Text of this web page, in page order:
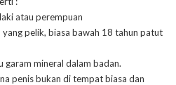
atau perempuan
pelik, biasa bawah 18 tahun patut
garam mineral dalam badan.
penis bukan di tempat biasa dan